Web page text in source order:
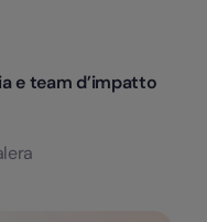
e team d’impatto